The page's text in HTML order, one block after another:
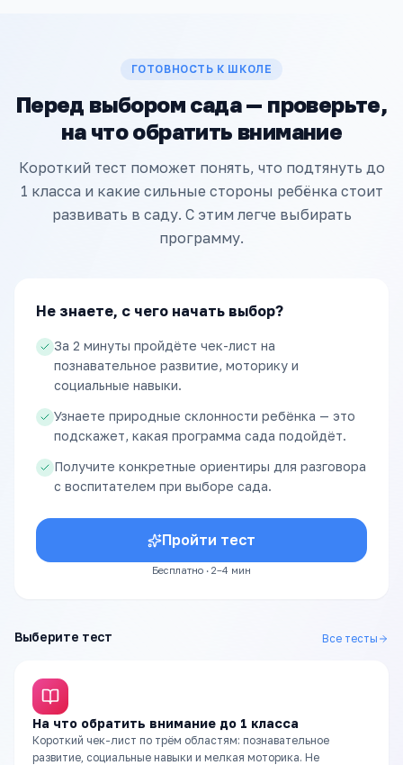
ГОТОВНОСТЬ К ШКОЛЕ
Перед выбором сада — проверьте,
на что обратить внимание
Короткий тест поможет понять, что подтянуть до
1 класса и какие сильные стороны ребёнка стоит
развивать в саду. С этим легче выбирать
программу.
Не знаете, с чего начать выбор?
За 2 минуты пройдёте чек-лист на
познавательное развитие, моторику и
социальные навыки.
Узнаете природные склонности ребёнка — это
подскажет, какая программа сада подойдёт.
Получите конкретные ориентиры для разговора
с воспитателем при выборе сада.
Пройти тест
Бесплатно · 2–4 мин
Выберите тест Все тесты
На что обратить внимание до 1 класса
Короткий чек-лист по трём областям: познавательное
развитие, социальные навыки и мелкая моторика. Не